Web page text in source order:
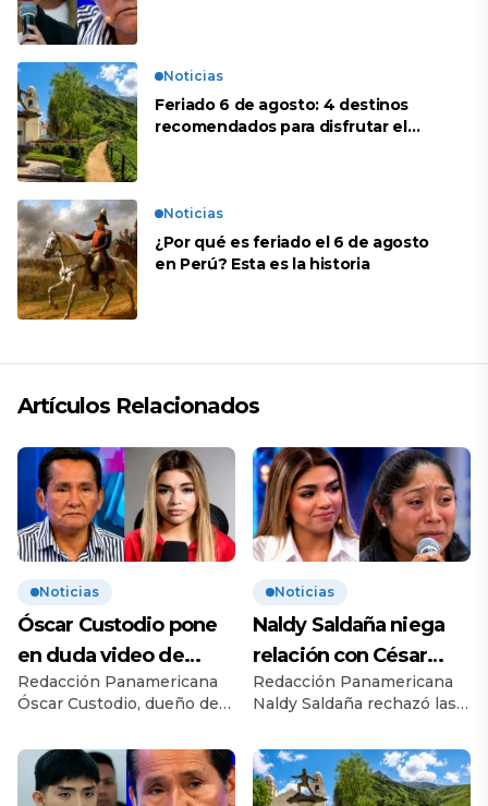
Noticias
Feriado 6 de agosto: 4 destinos
recomendados para disfrutar el
Noticias
¿Por qué es feriado el 6 de agosto
en Perú? Esta es la historia
Artículos Relacionados
Noticias
Óscar Custodio pone
en duda video de
Naldy Saldaña: “Hay
cosas que de repente
se han editado”
Redacción Panamericana
Óscar Custodio, dueño de
la autenticidad de los
videos difundidos por
Naldy Saldaña y aseguró
Noticias
Naldy Saldaña niega
relación con César
Sánchez y evalúa
denunciar a su esposa:
“Es una difamación”
Redacción Panamericana
Naldy Saldaña rechazó las
Meza, esposa de César
Sánchez, sobre un
supuesto vínculo entre